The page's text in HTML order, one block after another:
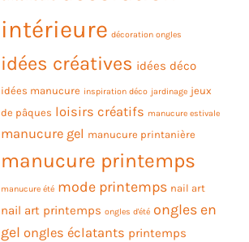
intérieure décoration ongles
idées créatives idées déco
idées manucure inspiration déco jardinage jeux
de pâques loisirs créatifs manucure estivale
manucure gel manucure printanière
manucure printemps
manucure été mode printemps nail art
nail art printemps ongles d'été ongles en
gel ongles éclatants printemps